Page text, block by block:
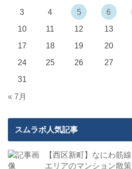
3
4 5 6
10
11 12 13
17
18 19 20
24
25 26 27
31
« 7月
スムラボ人気記事
【西区新町】なにわ筋
エリアのマンション散